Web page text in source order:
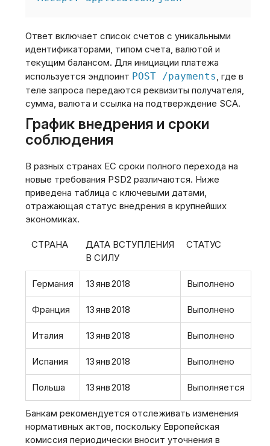
Ответ включает список счетов с уникальными
идентификаторами, типом счета, валютой и
текущим балансом. Для инициации платежа
используется эндпоинт POST /payments, где в
теле запроса передаются реквизиты получателя,
сумма, валюта и ссылка на подтверждение SCA.
График внедрения и сроки
соблюдения
В разных странах ЕС сроки полного перехода на
новые требования PSD2 различаются. Ниже
приведена таблица с ключевыми датами,
отражающая статус внедрения в крупнейших
экономиках.
СТРАНА
ДАТА ВСТУПЛЕНИЯ
В СИЛУ
СТАТУС
Германия 13 янв 2018 Выполнено
Франция 13 янв 2018 Выполнено
Италия 13 янв 2018 Выполнено
Испания 13 янв 2018 Выполнено
Польша 13 янв 2018 Выполняется
Банкам рекомендуется отслеживать изменения
нормативных актов, поскольку Европейская
комиссия периодически вносит уточнения в